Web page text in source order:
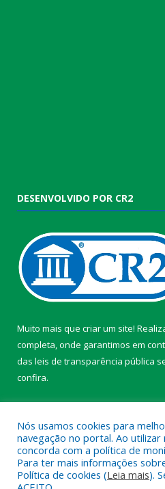
DESENVOLVIDO POR CR2
Muito mais que criar um site!
completa, onde garantimos em
das leis de transparência pública
confira.
Todos os direitos reservados a
Nós usamos cookies para
navegação no portal. Ao
concorda com a política de
Para ter mais informações
Política de cookies (Leia mais).